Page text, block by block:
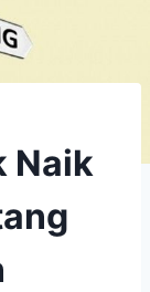
Naik